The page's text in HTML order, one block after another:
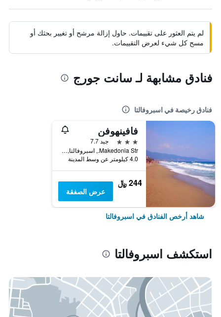
لم يتم العثور على تقييمات. حاول إزالة مرشح أو تغيير بحثك أو
مسح كل شيء لعرض التقييمات.
فنادق مشابهة لـ سانت جورج
فنادق رخيصة في اسبروفالتا
فافينهوفن
3 نجوم
جيد 7.7
Makedonia Str., اسبروفالتا, اليونان
4.0 كيلومتر عن وسط المدينة
244 ﷼
عرض الصفقة
شاهد أرخص الفنادق في اسبروفالتا
استكشف اسبروفالتا